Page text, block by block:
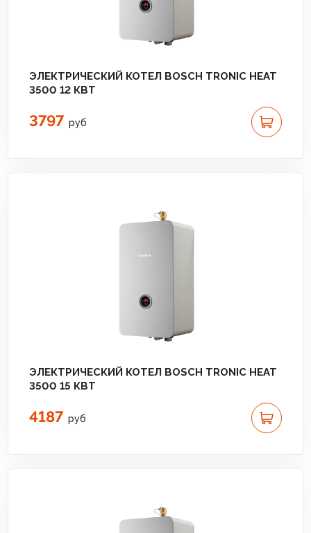
ЭЛЕКТРИЧЕСКИЙ КОТЕЛ BOSCH TRONIC HEAT
3500 12 КВТ
3797 руб
ЭЛЕКТРИЧЕСКИЙ КОТЕЛ BOSCH TRONIC HEAT
3500 15 КВТ
4187 руб